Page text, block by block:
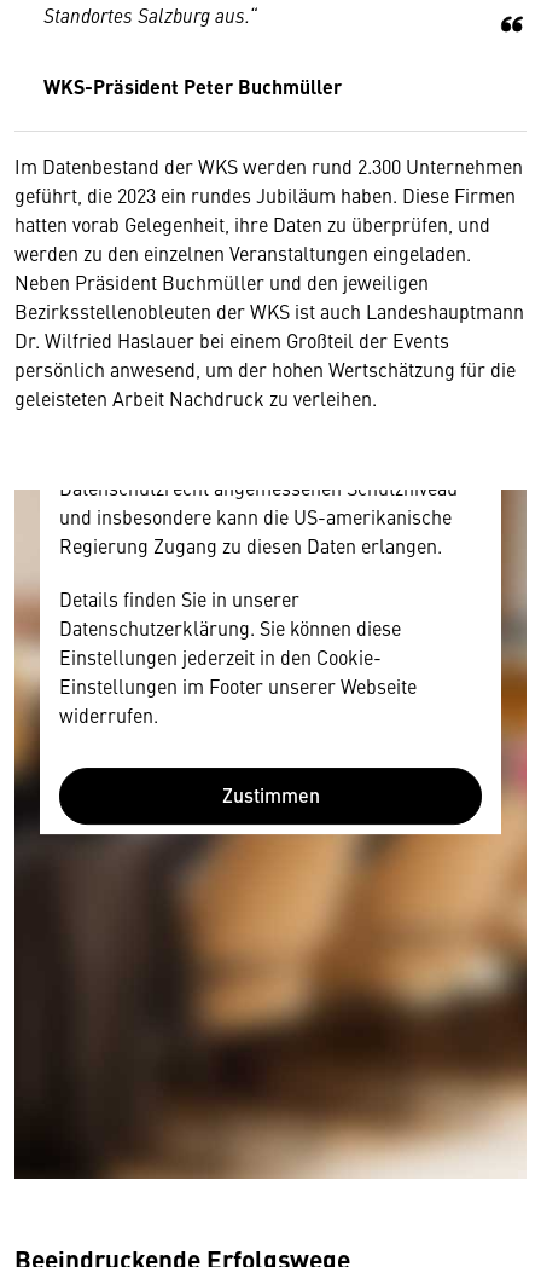
Standortes Salzburg aus.“
WKS-Präsident Peter Buchmüller
Im Datenbestand der WKS werden rund 2.300 Unternehmen
geführt, die 2023 ein rundes Jubiläum haben. Diese Firmen
hatten vorab Gelegenheit, ihre Daten zu überprüfen, und
werden zu den einzelnen Veranstaltungen eingeladen.
Neben Präsident Buchmüller und den jeweiligen
Bezirksstellenobleuten der WKS ist auch Landeshauptmann
Dr. Wilfried Haslauer bei einem Großteil der Events
persönlich anwesend, um der hohen Wertschätzung für die
geleisteten Arbeit Nachdruck zu verleihen.
Wir benötigen Ihre Zustimmung
Hier würden wir Ihnen gerne einen externen
Inhalt anzeigen. Dafür benötigen wir allerdings
Ihre Zustimmung, da Ihr Browser
personenbezogene technische Daten zu Geräten
und Nutzerverhalten mitunter mit US-
Datenschutzrecht angemessenen Schutzniveau
und insbesondere kann die US-amerikanische
Regierung Zugang zu diesen Daten erlangen.
Details finden Sie in unserer
Datenschutzerklärung. Sie können diese
Einstellungen jederzeit in den Cookie-
Einstellungen im Footer unserer Webseite
widerrufen.
Zustimmen
Beeindruckende Erfolgswege